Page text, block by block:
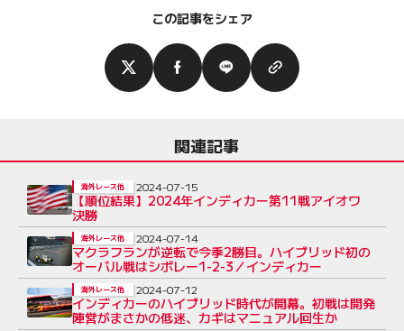
この記事をシェア
関連記事
【順位結果】2024年インディカー第11戦アイオワ
決勝
海外レース他 2024-07-15
マクラフランが逆転で今季2勝目。ハイブリッド初の
オーバル戦はシボレー1-2-3／インディカー
海外レース他 2024-07-14
インディカーのハイブリッド時代が開幕。初戦は開発
陣営がまさかの低迷、カギはマニュアル回生か
海外レース他 2024-07-12